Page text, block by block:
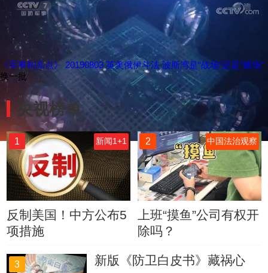
《军事制高点》 20190803 英美俄伊斗法 波斯湾是“战场”还是“赌场”
换一批
央视榜单
1 新闻1+1
反制美国！中方公布5
项措施
2 中国法治观察
上班“摸鱼”公司有权开
除吗？
3 新版《防卫白皮书》藏祸心